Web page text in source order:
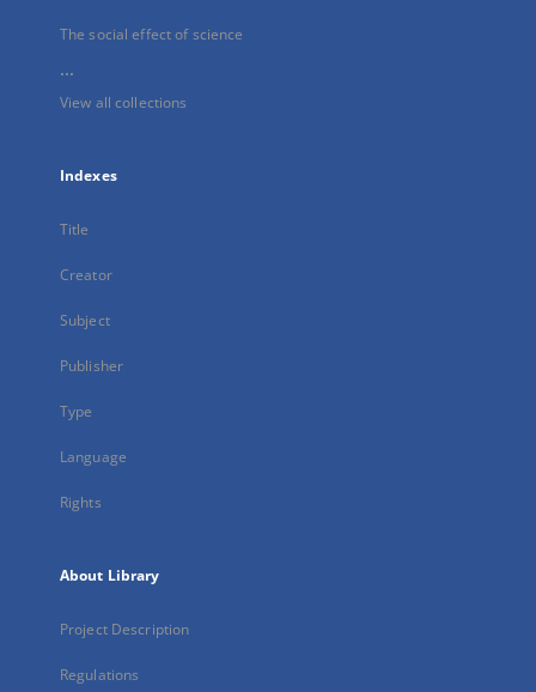
The social effect of science
...
View all collections
Indexes
Title
Creator
Subject
Publisher
Type
Language
Rights
About Library
Project Description
Regulations